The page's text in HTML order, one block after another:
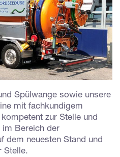
Spülwange sowie unsere
mit fachkundigem
zur Stelle und
im Bereich der
dem neuesten Stand und
Stelle.